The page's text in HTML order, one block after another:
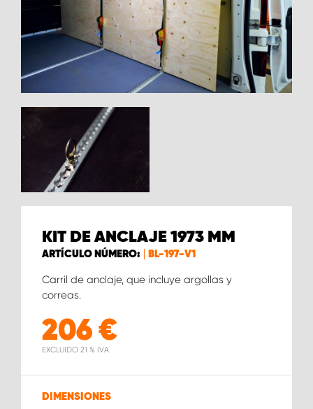
KIT DE ANCLAJE 1973 MM
ARTÍCULO NÚMERO: BL-197-V1
Carril de anclaje, que incluye argollas y
correas.
206 €
EXCLUIDO 21 % IVA
DIMENSIONES